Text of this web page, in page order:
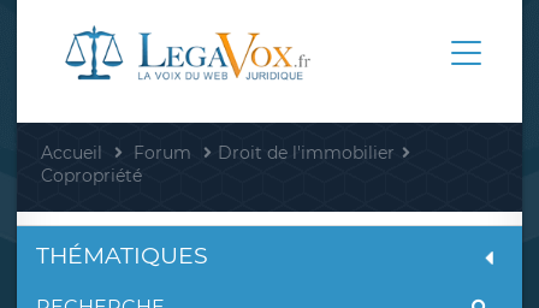
Accueil Forum
Droit de l'immobilier
Copropriété
THÉMATIQUES